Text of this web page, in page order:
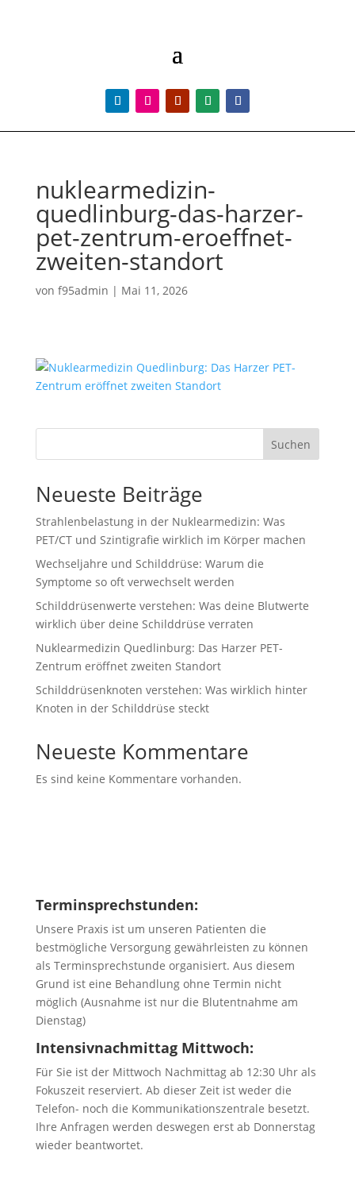
nuklearmedizin-
quedlinburg-das-harzer-
pet-zentrum-eroeffnet-
zweiten-standort
von f95admin | Mai 11, 2026
Suchen
Neueste Beiträge
Strahlenbelastung in der Nuklearmedizin: Was
PET/CT und Szintigrafie wirklich im Körper machen
Wechseljahre und Schilddrüse: Warum die
Symptome so oft verwechselt werden
Schilddrüsenwerte verstehen: Was deine Blutwerte
wirklich über deine Schilddrüse verraten
Nuklearmedizin Quedlinburg: Das Harzer PET-
Zentrum eröffnet zweiten Standort
Schilddrüsenknoten verstehen: Was wirklich hinter
Knoten in der Schilddrüse steckt
Neueste Kommentare
Es sind keine Kommentare vorhanden.
Terminsprechstunden:
Unsere Praxis ist um unseren Patienten die
bestmögliche Versorgung gewährleisten zu können
als Terminsprechstunde organisiert. Aus diesem
Grund ist eine Behandlung ohne Termin nicht
möglich (Ausnahme ist nur die Blutentnahme am
Dienstag)
Intensivnachmittag Mittwoch:
Für Sie ist der Mittwoch Nachmittag ab 12:30 Uhr als
Fokuszeit reserviert. Ab dieser Zeit ist weder die
Telefon- noch die Kommunikationszentrale besetzt.
Ihre Anfragen werden deswegen erst ab Donnerstag
wieder beantwortet.